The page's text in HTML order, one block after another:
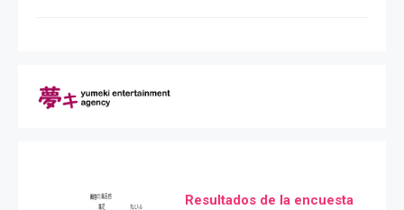
Resultados de la encuesta